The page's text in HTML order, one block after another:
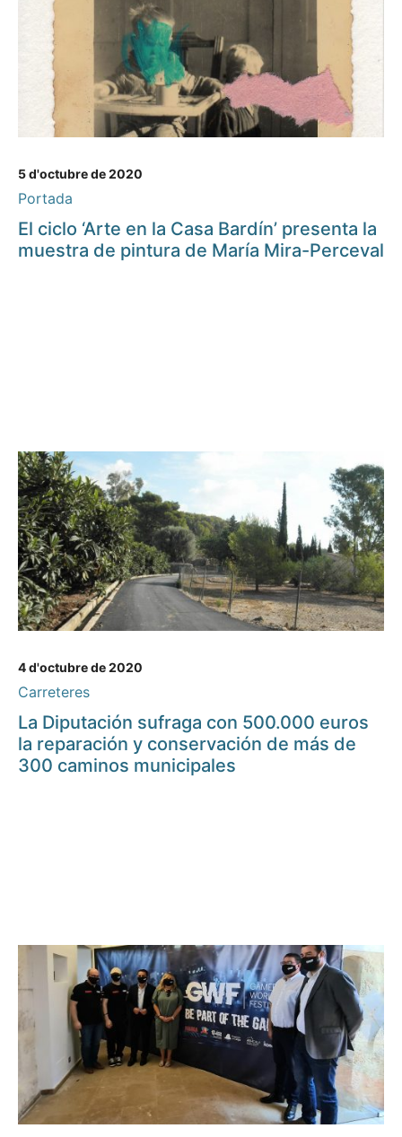
5 d'octubre de 2020
Portada
El ciclo ‘Arte en la Casa Bardín’ presenta la
muestra de pintura de María Mira-Perceval
4 d'octubre de 2020
Carreteres
La Diputación sufraga con 500.000 euros
la reparación y conservación de más de
300 caminos municipales